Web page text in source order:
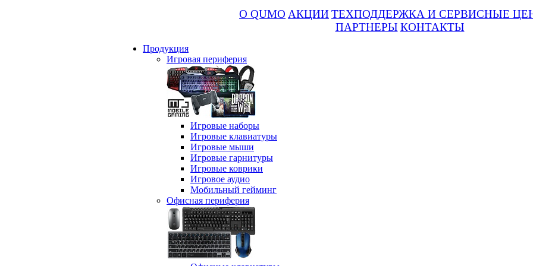
О QUMO АКЦИИ ТЕХПОДДЕРЖКА И СЕРВИСНЫЕ
ПАРТНЕРЫ КОНТАКТЫ
Продукция
Игровая периферия
Игровые наборы
Игровые клавиатуры
Игровые мыши
Игровые гарнитуры
Игровые коврики
Игровое аудио
Мобильный гейминг
Офисная периферия